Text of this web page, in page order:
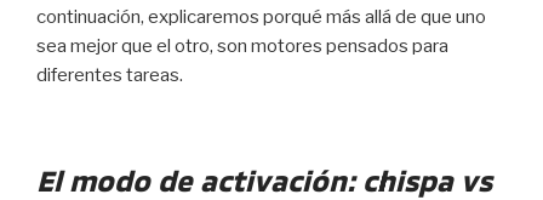
continuación, explicaremos porqué más allá de que uno
sea mejor que el otro, son motores pensados para
diferentes tareas.
El modo de activación: chispa vs